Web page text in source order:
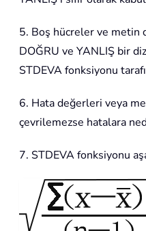
5. Boş hücreler ve metin
DOĞRU ve YANLIŞ bir
STDEVA fonksiyonu
6. Hata değerleri veya
çevrilemezse hatalara
7. STDEVA fonksiyonu